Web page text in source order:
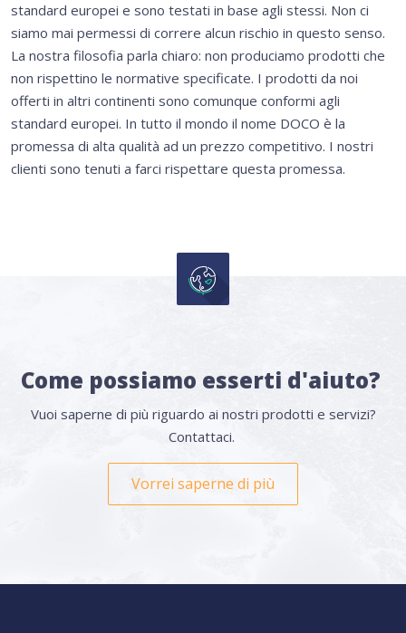
standard europei e sono testati in base agli stessi. Non ci
siamo mai permessi di correre alcun rischio in questo senso.
La nostra filosofia parla chiaro: non produciamo prodotti che
non rispettino le normative specificate. I prodotti da noi
offerti in altri continenti sono comunque conformi agli
standard europei. In tutto il mondo il nome DOCO è la
promessa di alta qualità ad un prezzo competitivo. I nostri
clienti sono tenuti a farci rispettare questa promessa.
Come possiamo esserti d'aiuto?
Vuoi saperne di più riguardo ai nostri prodotti e servizi?
Contattaci.
Vorrei saperne di più